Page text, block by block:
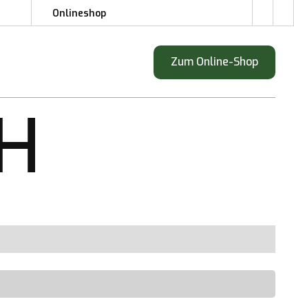
Onlineshop
Onlineshop
Zum Online-Shop
Zum Online-Shop